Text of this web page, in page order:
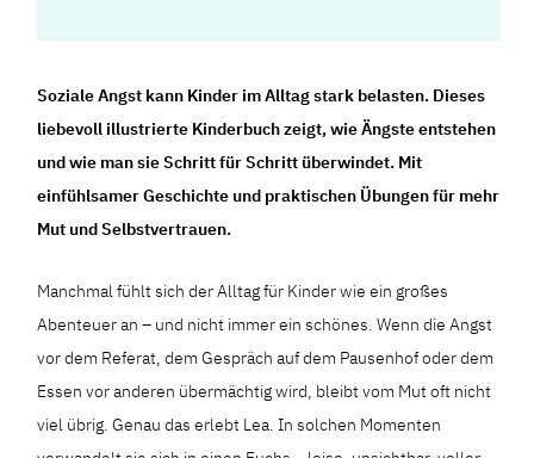
Soziale Angst kann Kinder im Alltag stark belasten. Dieses
liebevoll illustrierte Kinderbuch zeigt, wie Ängste entstehen
und wie man sie Schritt für Schritt überwindet. Mit
einfühlsamer Geschichte und praktischen Übungen für mehr
Mut und Selbstvertrauen.
Manchmal fühlt sich der Alltag für Kinder wie ein großes
Abenteuer an – und nicht immer ein schönes. Wenn die Angst
vor dem Referat, dem Gespräch auf dem Pausenhof oder dem
Essen vor anderen übermächtig wird, bleibt vom Mut oft nicht
viel übrig. Genau das erlebt Lea. In solchen Momenten